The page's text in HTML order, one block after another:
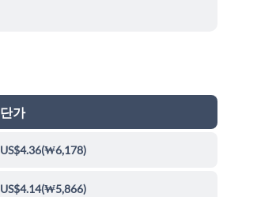
단가
US$4.36(₩6,178)
US$4.14(₩5,866)